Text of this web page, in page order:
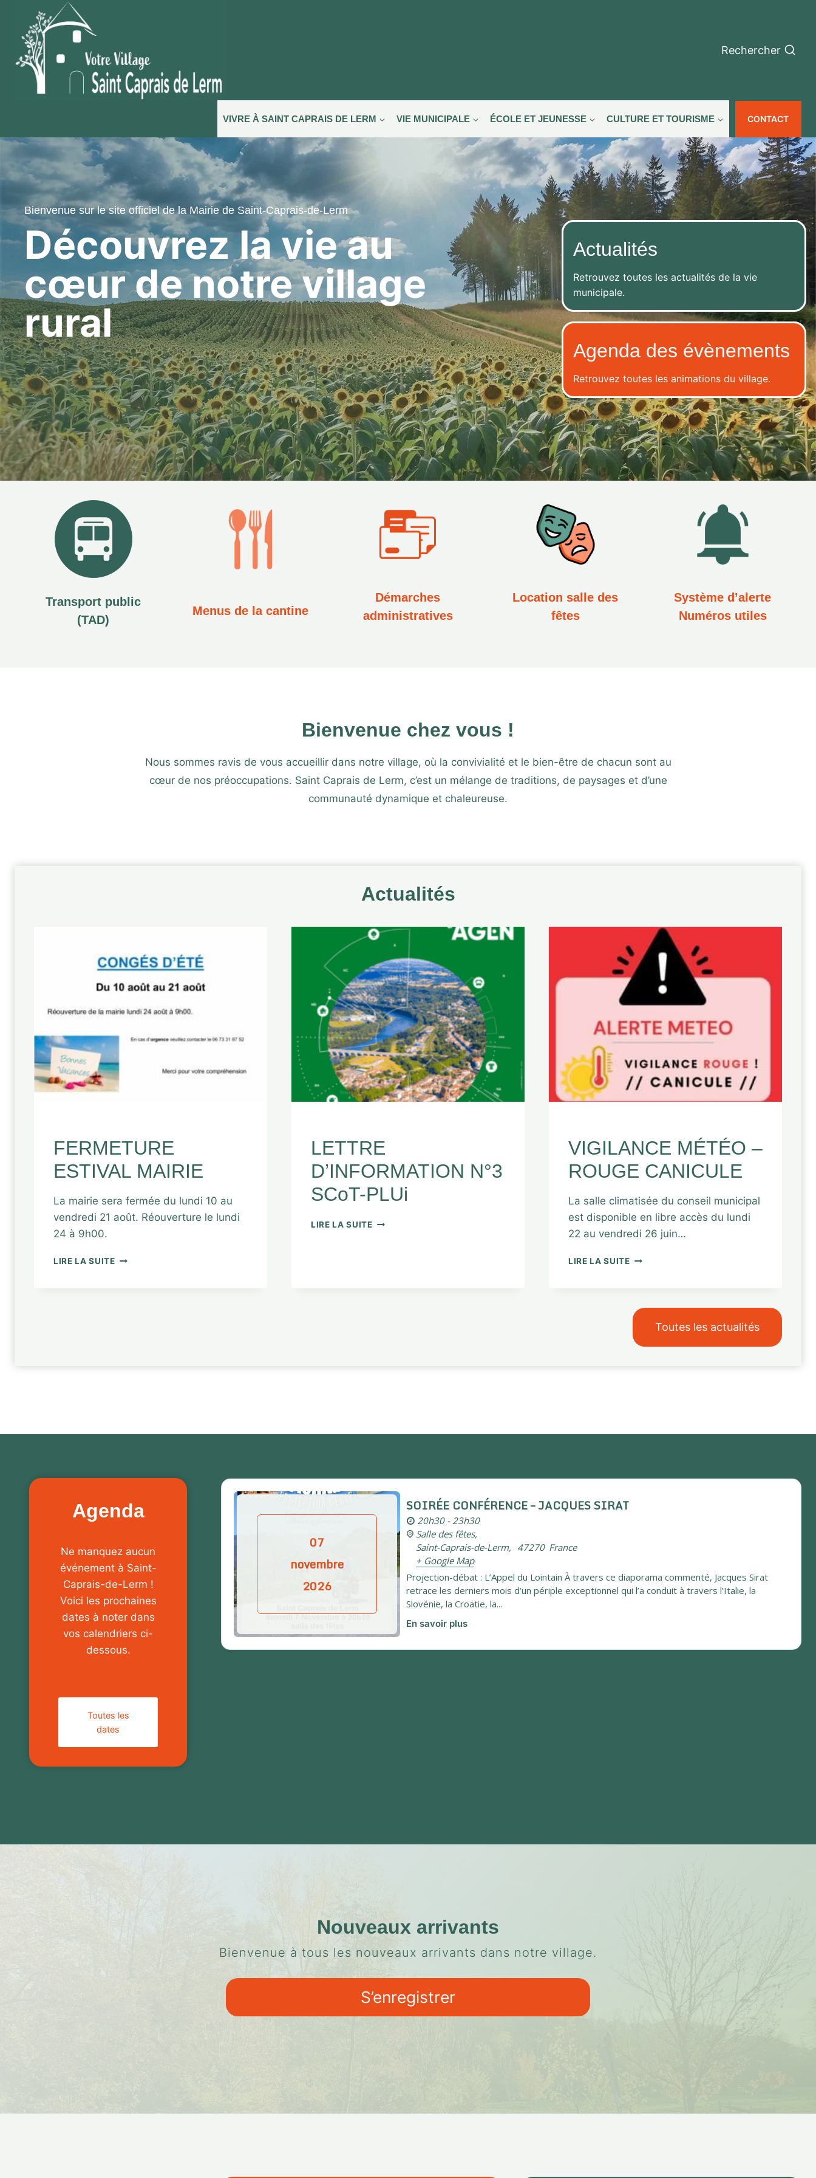
Rechercher
VIVRE À SAINT CAPRAIS DE LERM VIE MUNICIPALE ÉCOLE ET JEUNESSE CULTURE ET TOURISME CONTACT
Bienvenue sur le site officiel de la Mairie de Saint-Caprais-de-Lerm
Découvrez la vie au
cœur de notre village
rural
Actualités
Retrouvez toutes les actualités de la vie
municipale.
Agenda des évènements
Retrouvez toutes les animations du village.
Transport public
(TAD)
Menus de la cantine
Démarches
administratives
Location salle des
fêtes
Système d’alerte
Numéros utiles
Bienvenue chez vous !
Nous sommes ravis de vous accueillir dans notre village, où la convivialité et le bien-être de chacun sont au
cœur de nos préoccupations. Saint Caprais de Lerm, c’est un mélange de traditions, de paysages et d’une
communauté dynamique et chaleureuse.
Actualités
FERMETURE
ESTIVAL MAIRIE
La mairie sera fermée du lundi 10 au
vendredi 21 août. Réouverture le lundi
24 à 9h00.
LIRE LA SUITE
LETTRE
D’INFORMATION N°3
SCoT-PLUi
LIRE LA SUITE
VIGILANCE MÉTÉO –
ROUGE CANICULE
La salle climatisée du conseil municipal
est disponible en libre accès du lundi
22 au vendredi 26 juin…
LIRE LA SUITE
Toutes les actualités
Agenda
Ne manquez aucun
événement à Saint-
Caprais-de-Lerm !
Voici les prochaines
dates à noter dans
vos calendriers ci-
dessous.
Toutes les
dates
07
novembre
2026
SOIRÉE CONFÉRENCE – JACQUES SIRAT
20h30 - 23h30
Salle des fêtes,
Saint-Caprais-de-Lerm, 47270 France
+ Google Map
Projection-débat : L’Appel du Lointain À travers ce diaporama commenté, Jacques Sirat
retrace les derniers mois d’un périple exceptionnel qui l’a conduit à travers l’Italie, la
Slovénie, la Croatie, la...
En savoir plus
Nouveaux arrivants
Bienvenue à tous les nouveaux arrivants dans notre village.
S’enregistrer